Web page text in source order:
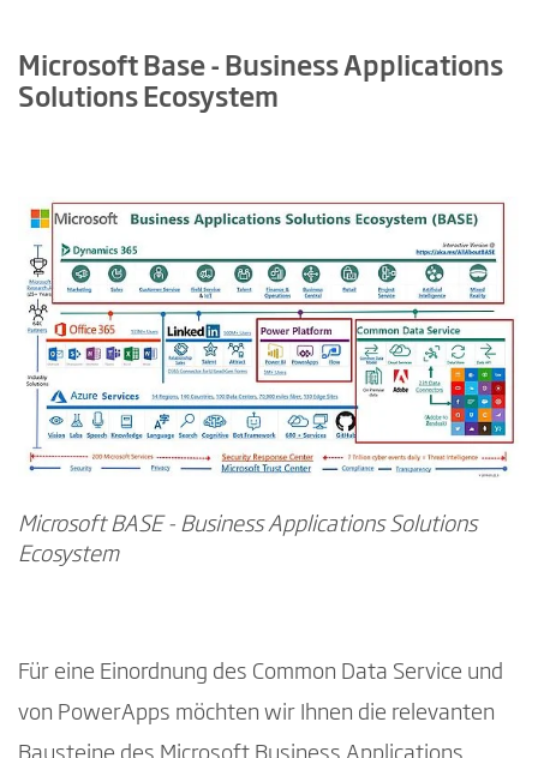
Microsoft Base - Business Applications
Solutions Ecosystem
Microsoft BASE - Business Applications Solutions
Ecosystem
Für eine Einordnung des Common Data Service und
von PowerApps möchten wir Ihnen die relevanten